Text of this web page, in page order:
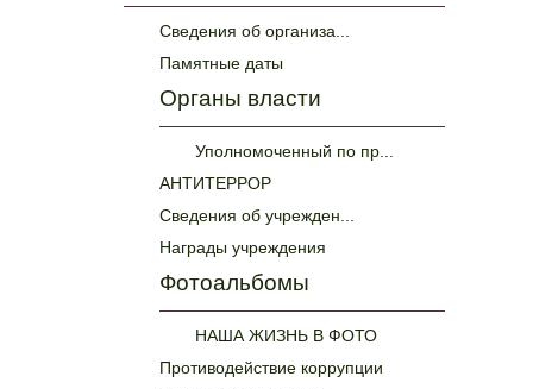
Сведения об организа...
Памятные даты
Органы власти
Уполномоченный по пр...
АНТИТЕРРОР
Сведения об учрежден...
Награды учреждения
Фотоальбомы
НАША ЖИЗНЬ В ФОТО
Противодействие коррупции